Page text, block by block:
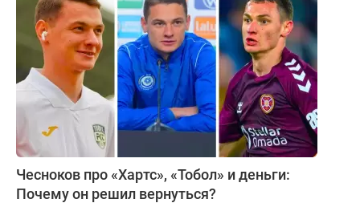
Чесноков про «Хартс», «Тобол» и деньги:
Почему он решил вернуться?